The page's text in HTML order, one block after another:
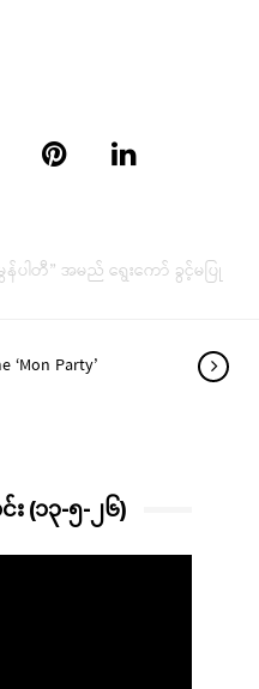
န်ပါတီ” အမည် ရွေးကော် ခွင့်မပြု
‘Mon Party’
(၁၃-၅-၂၆)